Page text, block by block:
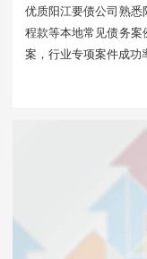
优质阳江要债公司熟悉
程款等本地常见债务案
案，行业专项案件成功